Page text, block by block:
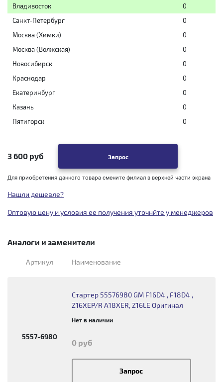
Владивосток
0
Санкт-Петербург
0
Москва (Химки)
0
Москва (Волжская)
0
Новосибирск
0
Краснодар
0
Екатеринбург
0
Казань
0
Пятигорск
0
3 600 руб Запрос
Для приобретения данного товара смените филиал в верхней части экрана
Нашли дешевле?
Оптовую цену и условия ее получения уточнйте у менеджеров
Аналоги и заменители
Артикул Наименование
5557-6980
Стартер 55576980 GM F16D4 , F18D4 ,
Z16XEP/R A18XER, Z16LE Оригинал
Нет в наличии
0 руб
Запрос